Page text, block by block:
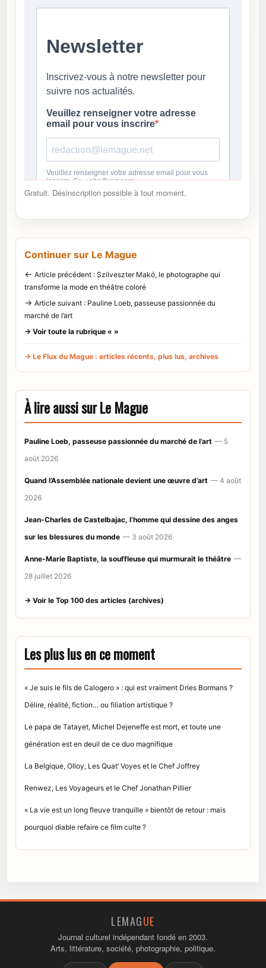
Gratuit. Désinscription possible à tout moment.
Continuer sur Le Mague
← Article précédent : Szilveszter Makó, le photographe qui
transforme la mode en théâtre coloré
→ Article suivant : Pauline Loeb, passeuse passionnée du
marché de l’art
→ Voir toute la rubrique « »
→ Le Flux du Mague : articles récents, plus lus, archives
À lire aussi sur Le Mague
Pauline Loeb, passeuse passionnée du marché de l’art — 5
août 2026
Quand l’Assemblée nationale devient une œuvre d’art — 4 août
2026
Jean-Charles de Castelbajac, l’homme qui dessine des anges
sur les blessures du monde — 3 août 2026
Anne-Marie Baptiste, la souffleuse qui murmurait le théâtre —
28 juillet 2026
→ Voir le Top 100 des articles (archives)
Les plus lus en ce moment
« Je suis le fils de Calogero » : qui est vraiment Dries Bormans ?
Délire, réalité, fiction… ou filiation artistique ?
Le papa de Tatayet, Michel Dejeneffe est mort, et toute une
génération est en deuil de ce duo magnifique
La Belgique, Olloy, Les Quat’ Voyes et le Chef Joffrey
Renwez, Les Voyageurs et le Chef Jonathan Pillier
« La vie est un long fleuve tranquille » bientôt de retour : mais
pourquoi diable refaire ce film culte ?
LEMAGUE
Journal culturel indépendant fondé en 2003.
Arts, littérature, société, photographie, politique.